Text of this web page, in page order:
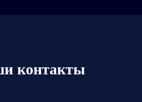
контакты